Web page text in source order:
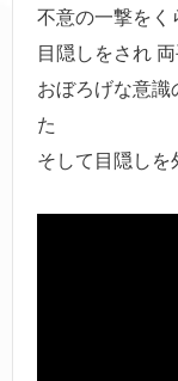
不意の一撃をく
目隠しをされ
おぼろげな意識
た
そして目隠し